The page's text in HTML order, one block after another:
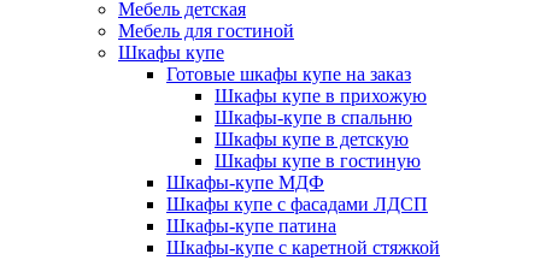
Мебель детская
Мебель для гостиной
Шкафы купе
Готовые шкафы купе на заказ
Шкафы купе в прихожую
Шкафы-купе в спальню
Шкафы купе в детскую
Шкафы купе в гостиную
Шкафы-купе МДФ
Шкафы купе с фасадами ЛДСП
Шкафы-купе патина
Шкафы-купе с каретной стяжкой